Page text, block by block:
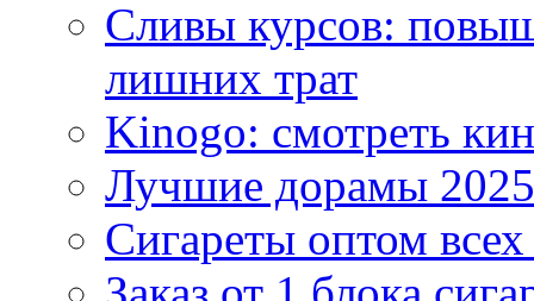
Сливы курсов:
лишних трат
Kinogo: смотреть
Лучшие дорамы
Сигареты оптом